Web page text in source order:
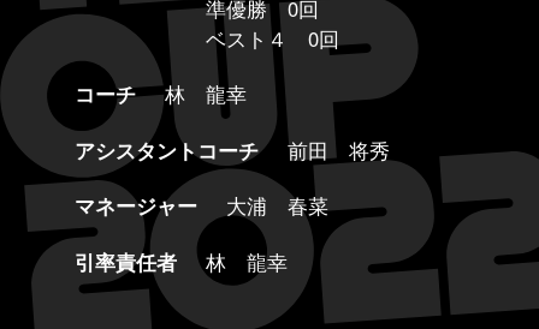
準優勝 0回
ベスト４ 0回
コーチ
林 龍幸
アシスタントコーチ
前田 将秀
マネージャー
大浦 春菜
引率責任者
林 龍幸